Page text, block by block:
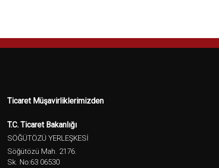
Ticaret Müşavirliklerimizden
T.C. Ticaret Bakanlığı
SÖĞÜTÖZÜ YERLEŞKESİ
Söğütözü Mah. 2176.
Sk. No:63 06530